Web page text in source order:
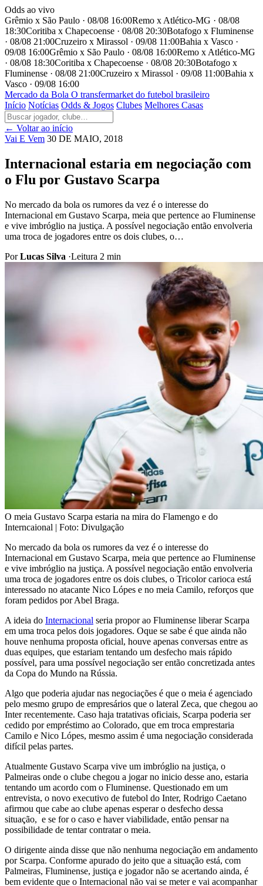
Odds ao vivo
Grêmio x São Paulo · 08/08 16:00Remo x Atlético-MG · 08/08
18:30Coritiba x Chapecoense · 08/08 20:30Botafogo x Fluminense
· 08/08 21:00Cruzeiro x Mirassol · 09/08 11:00Bahia x Vasco ·
09/08 16:00Grêmio x São Paulo · 08/08 16:00Remo x Atlético-MG
· 08/08 18:30Coritiba x Chapecoense · 08/08 20:30Botafogo x
Fluminense · 08/08 21:00Cruzeiro x Mirassol · 09/08 11:00Bahia x
Vasco · 09/08 16:00
Mercado da Bola O transfermarket do futebol brasileiro
Início Notícias Odds & Jogos Clubes Melhores Casas
← Voltar ao início
Vai E Vem 30 DE MAIO, 2018
Internacional estaria em negociação com
o Flu por Gustavo Scarpa
No mercado da bola os rumores da vez é o interesse do
Internacional em Gustavo Scarpa, meia que pertence ao Fluminense
e vive imbróglio na justiça. A possível negociação então envolveria
uma troca de jogadores entre os dois clubes, o…
PorLucas Silva ·Leitura 2 min
O meia Gustavo Scarpa estaria na mira do Flamengo e do
Interncaional | Foto: Divulgação
No mercado da bola os rumores da vez é o interesse do
Internacional em Gustavo Scarpa, meia que pertence ao Fluminense
e vive imbróglio na justiça. A possível negociação então envolveria
uma troca de jogadores entre os dois clubes, o Tricolor carioca está
interessado no atacante Nico Lópes e no meia Camilo, reforços que
foram pedidos por Abel Braga.
A ideia do Internacional seria propor ao Fluminense liberar Scarpa
em uma troca pelos dois jogadores. Oque se sabe é que ainda não
houve nenhuma proposta oficial, houve apenas conversas entre as
duas equipes, que estariam tentando um desfecho mais rápido
possível, para uma possível negociação ser então concretizada antes
da Copa do Mundo na Rússia.
Algo que poderia ajudar nas negociações é que o meia é agenciado
pelo mesmo grupo de empresários que o lateral Zeca, que chegou ao
Inter recentemente. Caso haja tratativas oficiais, Scarpa poderia ser
cedido por empréstimo ao Colorado, que em troca emprestaria
Camilo e Nico Lópes, mesmo assim é uma negociação considerada
difícil pelas partes.
Atualmente Gustavo Scarpa vive um imbróglio na justiça, o
Palmeiras onde o clube chegou a jogar no inicio desse ano, estaria
tentando um acordo com o Fluminense. Questionado em um
entrevista, o novo executivo de futebol do Inter, Rodrigo Caetano
afirmou que cabe ao clube apenas esperar o desfecho dessa
situação, e se for o caso e haver viabilidade, então pensar na
possibilidade de tentar contratar o meia.
O dirigente ainda disse que não nenhuma negociação em andamento
por Scarpa. Conforme apurado do jeito que a situação está, com
Palmeiras, Fluminense, justiça e jogador não se acertando ainda, é
bem evidente que o Internacional não vai se meter e vai acompanhar